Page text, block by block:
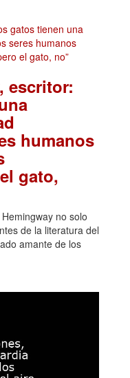
escritor:
humanos
gato,
no solo
de la literatura del
amante de los